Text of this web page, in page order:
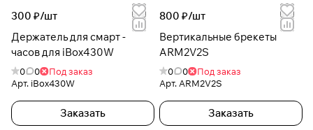
300 ₽/шт
Держатель для смарт -
часов для iBox430W
0 0
Под заказ
Арт. iBox430W
Заказать
800 ₽/шт
Вертикальные брекеты
ARM2V2S
0 0
Под заказ
Арт. ARM2V2S
Заказать